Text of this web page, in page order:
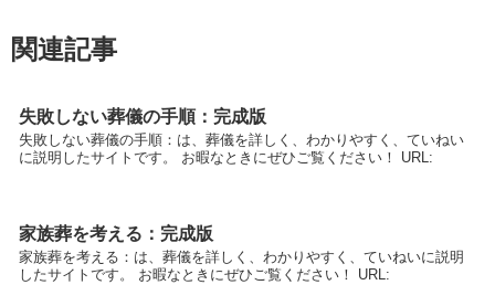
関連記事
失敗しない葬儀の手順：完成版
失敗しない葬儀の手順：は、葬儀を詳しく、わかりやすく、ていねい
に説明したサイトです。 お暇なときにぜひご覧ください！ URL:
家族葬を考える：完成版
家族葬を考える：は、葬儀を詳しく、わかりやすく、ていねいに説明
したサイトです。 お暇なときにぜひご覧ください！ URL: